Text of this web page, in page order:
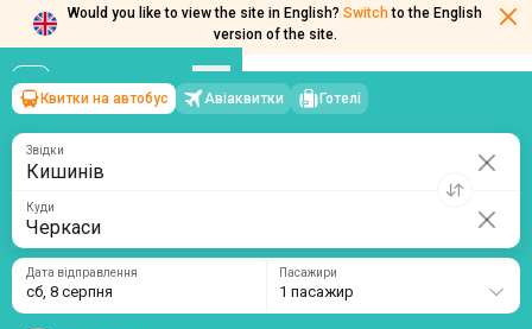
Would you like to view the site in English? Switch to the English
version of the site.
Кишинів→Черкаси
сб, 8 серпня/1 пасажир
Квитки на автобус Авіаквитки Готелі
Звідки
Куди
Дата відправлення
сб, 8 серпня
Пасажири
1 пасажир